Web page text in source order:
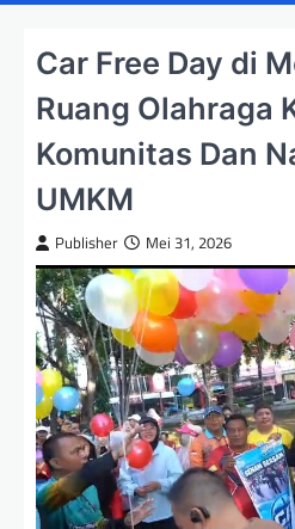
Car Free Day di
Ruang Olahraga
Komunitas Dan
UMKM
Publisher Mei 31, 2026